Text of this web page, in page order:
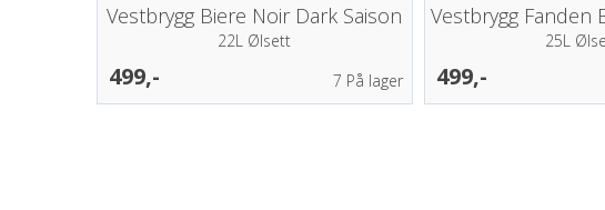
Vestbrygg Biere Noir Dark Saison
22L Ølsett
499,- 7 På lager
Vestbrygg Fanden
25L
499,-